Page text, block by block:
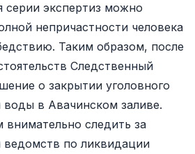
серии экспертиз можно
непричастности человека
Таким образом, после
Следственный
о закрытии уголовного
воды в Авачинском заливе.
следить за
ведомств по ликвидации